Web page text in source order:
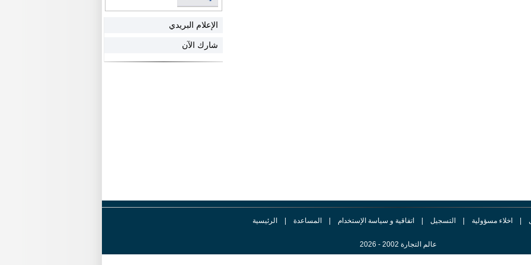
الإعلام البريدي
شارك الآن
اخلاء مسؤولية التسجيل اتفاقية و سياسة الإستخدام المساعدة الرئيسية
عالم التجارة 2002 - 2026